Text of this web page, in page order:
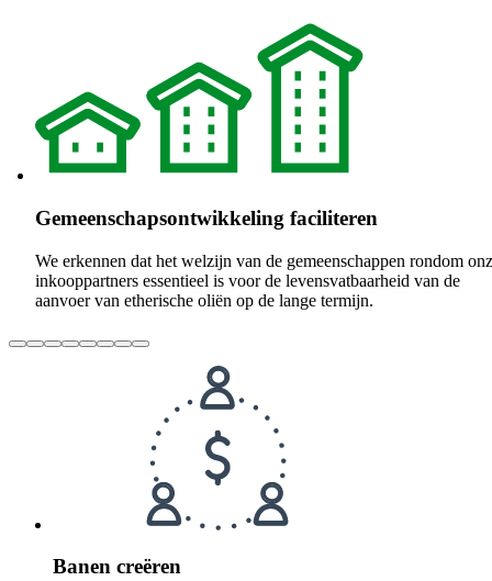
Gemeenschapsontwikkeling faciliteren
We erkennen dat het welzijn van de gemeenschappen rondom
inkooppartners essentieel is voor de levensvatbaarheid van de
aanvoer van etherische oliën op de lange termijn.
Banen creëren